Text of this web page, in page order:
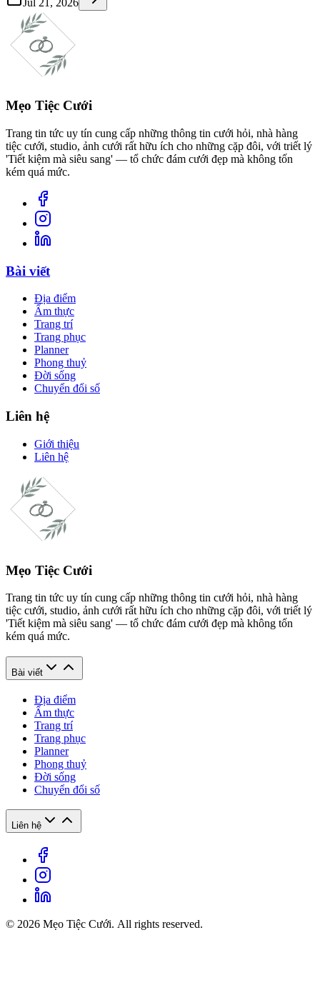
Mẹo Tiệc Cưới
Trang tin tức uy tín cung cấp những thông tin cưới hỏi, nhà hàng
tiệc cưới, studio, ảnh cưới rất hữu ích cho những cặp đôi, với triết lý
'Tiết kiệm mà siêu sang' — tổ chức đám cưới đẹp mà không tốn
kém quá mức.
Bài viết
Địa điểm
Ẩm thực
Trang trí
Trang phục
Planner
Phong thuỷ
Đời sống
Chuyển đổi số
Liên hệ
Giới thiệu
Liên hệ
Mẹo Tiệc Cưới
Trang tin tức uy tín cung cấp những thông tin cưới hỏi, nhà hàng
tiệc cưới, studio, ảnh cưới rất hữu ích cho những cặp đôi, với triết lý
'Tiết kiệm mà siêu sang' — tổ chức đám cưới đẹp mà không tốn
kém quá mức.
Bài viết
Địa điểm
Ẩm thực
Trang trí
Trang phục
Planner
Phong thuỷ
Đời sống
Chuyển đổi số
Liên hệ
© 2026 Mẹo Tiệc Cưới. All rights reserved.